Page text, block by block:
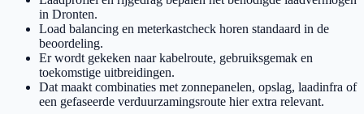
in Dronten.
Load balancing en meterkastcheck horen standaard in de
beoordeling.
Er wordt gekeken naar kabelroute, gebruiksgemak en
toekomstige uitbreidingen.
Dat maakt combinaties met zonnepanelen, opslag, laadinfra of
een gefaseerde verduurzamingsroute hier extra relevant.